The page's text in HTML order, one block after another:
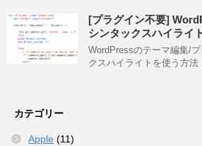
[プラグイン不要]
シンタックスハイライ
WordPressのテーマ編集/
クスハイライトを使う方法
カテゴリー
Apple (11)